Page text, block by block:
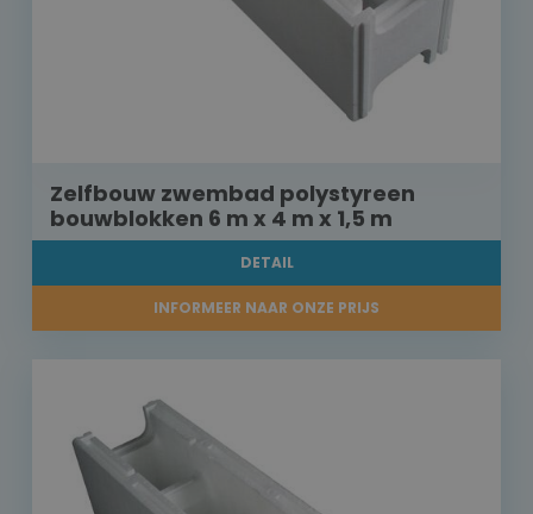
Zelfbouw zwembad polystyreen
bouwblokken 6 m x 4 m x 1,5 m
DETAIL
INFORMEER NAAR ONZE PRIJS